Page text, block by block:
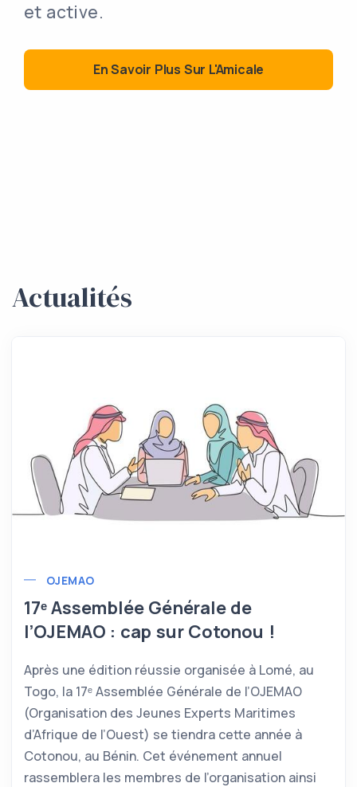
et active​.
En Savoir Plus Sur L'Amicale
Actualités
OJEMAO
17ᵉ Assemblée Générale de
l’OJEMAO : cap sur Cotonou !
Après une édition réussie organisée à Lomé, au
Togo, la 17ᵉ Assemblée Générale de l’OJEMAO
(Organisation des Jeunes Experts Maritimes
d’Afrique de l’Ouest) se tiendra cette année à
Cotonou, au Bénin. Cet événement annuel
rassemblera les membres de l’organisation ainsi